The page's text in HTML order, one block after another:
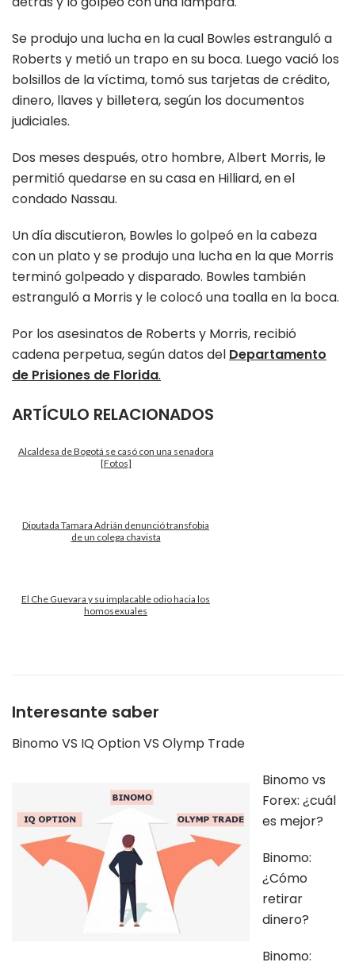
Se produjo una lucha en la cual Bowles estranguló a
Roberts y metió un trapo en su boca. Luego vació los
bolsillos de la víctima, tomó sus tarjetas de crédito,
dinero, llaves y billetera, según los documentos
judiciales.
Dos meses después, otro hombre, Albert Morris, le
permitió quedarse en su casa en Hilliard, en el
condado Nassau.
Un día discutieron, Bowles lo golpeó en la cabeza
con un plato y se produjo una lucha en la que Morris
terminó golpeado y disparado. Bowles también
estranguló a Morris y le colocó una toalla en la boca.
Por los asesinatos de Roberts y Morris, recibió
cadena perpetua, según datos del Departamento
de Prisiones de Florida.
ARTÍCULO RELACIONADOS
Alcaldesa de Bogotá se casó con una senadora
[Fotos]
Diputada Tamara Adrián denunció transfobia
de un colega chavista
El Che Guevara y su implacable odio hacia los
homosexuales
Interesante saber
Binomo VS IQ Option VS Olymp Trade
Binomo vs
Forex: ¿cuál
es mejor?
Binomo:
¿Cómo
retirar
dinero?
Binomo: